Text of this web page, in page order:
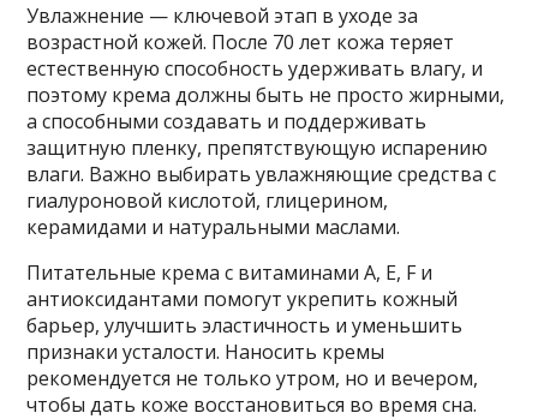
Увлажнение — ключевой этап в уходе за
возрастной кожей. После 70 лет кожа теряет
естественную способность удерживать влагу, и
поэтому крема должны быть не просто жирными,
а способными создавать и поддерживать
защитную пленку, препятствующую испарению
влаги. Важно выбирать увлажняющие средства с
гиалуроновой кислотой, глицерином,
керамидами и натуральными маслами.
Питательные крема с витаминами А, Е, F и
антиоксидантами помогут укрепить кожный
барьер, улучшить эластичность и уменьшить
признаки усталости. Наносить кремы
рекомендуется не только утром, но и вечером,
чтобы дать коже восстановиться во время сна.